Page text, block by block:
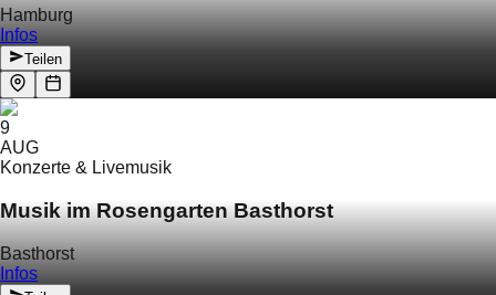
Hamburg
Infos
Teilen
9
AUG
Konzerte & Livemusik
Musik im Rosengarten Basthorst
Basthorst
Infos